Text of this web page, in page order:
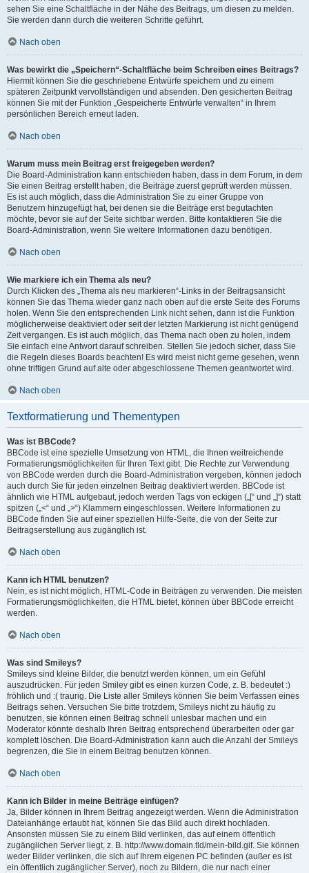
sehen Sie eine Schaltfläche in der Nähe des Beitrags, um diesen zu melden.
Sie werden dann durch die weiteren Schritte geführt.
Nach oben
Was bewirkt die „Speichern“-Schaltfläche beim Schreiben eines Beitrags?
Hiermit können Sie die geschriebene Entwürfe speichern und zu einem
späteren Zeitpunkt vervollständigen und absenden. Den gesicherten Beitrag
können Sie mit der Funktion „Gespeicherte Entwürfe verwalten“ in Ihrem
persönlichen Bereich erneut laden.
Nach oben
Warum muss mein Beitrag erst freigegeben werden?
Die Board-Administration kann entschieden haben, dass in dem Forum, in dem
Sie einen Beitrag erstellt haben, die Beiträge zuerst geprüft werden müssen.
Es ist auch möglich, dass die Administration Sie zu einer Gruppe von
Benutzern hinzugefügt hat, bei denen sie die Beiträge erst begutachten
möchte, bevor sie auf der Seite sichtbar werden. Bitte kontaktieren Sie die
Board-Administration, wenn Sie weitere Informationen dazu benötigen.
Nach oben
Wie markiere ich ein Thema als neu?
Durch Klicken des „Thema als neu markieren“-Links in der Beitragsansicht
können Sie das Thema wieder ganz nach oben auf die erste Seite des Forums
holen. Wenn Sie den entsprechenden Link nicht sehen, dann ist die Funktion
möglicherweise deaktiviert oder seit der letzten Markierung ist nicht genügend
Zeit vergangen. Es ist auch möglich, das Thema nach oben zu holen, indem
Sie einfach eine Antwort darauf schreiben. Stellen Sie jedoch sicher, dass Sie
die Regeln dieses Boards beachten! Es wird meist nicht gerne gesehen, wenn
ohne triftigen Grund auf alte oder abgeschlossene Themen geantwortet wird.
Nach oben
Textformatierung und Thementypen
Was ist BBCode?
BBCode ist eine spezielle Umsetzung von HTML, die Ihnen weitreichende
Formatierungsmöglichkeiten für Ihren Text gibt. Die Rechte zur Verwendung
von BBCode werden durch die Board-Administration vergeben, können jedoch
auch durch Sie für jeden einzelnen Beitrag deaktiviert werden. BBCode ist
ähnlich wie HTML aufgebaut, jedoch werden Tags von eckigen („[“ und „]“) statt
spitzen („<“ und „>“) Klammern eingeschlossen. Weitere Informationen zu
BBCode finden Sie auf einer speziellen Hilfe-Seite, die von der Seite zur
Beitragserstellung aus zugänglich ist.
Nach oben
Kann ich HTML benutzen?
Nein, es ist nicht möglich, HTML-Code in Beiträgen zu verwenden. Die meisten
Formatierungsmöglichkeiten, die HTML bietet, können über BBCode erreicht
werden.
Nach oben
Was sind Smileys?
Smileys sind kleine Bilder, die benutzt werden können, um ein Gefühl
auszudrücken. Für jeden Smiley gibt es einen kurzen Code, z. B. bedeutet :)
fröhlich und :( traurig. Die Liste aller Smileys können Sie beim Verfassen eines
Beitrags sehen. Versuchen Sie bitte trotzdem, Smileys nicht zu häufig zu
benutzen, sie können einen Beitrag schnell unlesbar machen und ein
Moderator könnte deshalb Ihren Beitrag entsprechend überarbeiten oder gar
komplett löschen. Die Board-Administration kann auch die Anzahl der Smileys
begrenzen, die Sie in einem Beitrag benutzen können.
Nach oben
Kann ich Bilder in meine Beiträge einfügen?
Ja, Bilder können in Ihrem Beitrag angezeigt werden. Wenn die Administration
Dateianhänge erlaubt hat, können Sie das Bild auch direkt hochladen.
Ansonsten müssen Sie zu einem Bild verlinken, das auf einem öffentlich
zugänglichen Server liegt, z. B. http://www.domain.tld/mein-bild.gif. Sie können
weder Bilder verlinken, die sich auf Ihrem eigenen PC befinden (außer es ist
ein öffentlich zugänglicher Server), noch zu Bildern, die nur nach einer